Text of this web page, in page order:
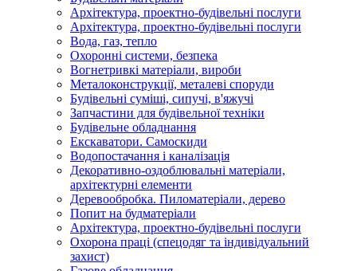
Архітектура, проектно-будівельні послуги
Архітектура, проектно-будівельні послуги
Вода, газ, тепло
Охоронні системи, безпека
Вогнетривкі матеріали, вироби
Металоконструкції, металеві споруди
Будівельні суміші, сипучі, в'яжучі
Запчастини для будівельної техніки
Будівельне обладнання
Екскаватори. Самоскиди
Водопостачання і каналізація
Декоративно-оздоблювальні матеріали,
архітектурні елементи
Деревообробка. Пиломатеріали, дерево
Попит на будматеріали
Архітектура, проектно-будівельні послуги
Охорона праці (спецодяг та індивідуальний
захист)